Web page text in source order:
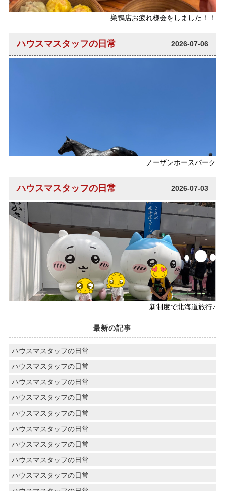
巣鴨店お疲れ様会をしました！！
ハウスマスタッフの日常 2026-07-06
ノーザンホースパーク
ハウスマスタッフの日常 2026-07-03
新制度で北海道旅行♪
最新の記事
ハウスマスタッフの日常
ハウスマスタッフの日常
ハウスマスタッフの日常
ハウスマスタッフの日常
ハウスマスタッフの日常
ハウスマスタッフの日常
ハウスマスタッフの日常
ハウスマスタッフの日常
ハウスマスタッフの日常